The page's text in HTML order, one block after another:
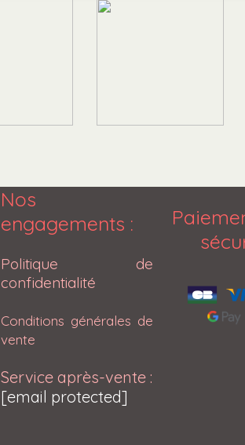
Nos
engagements :
Politique de
confidentialité
Conditions générales de
vente
Service après-vente :
[email protected]